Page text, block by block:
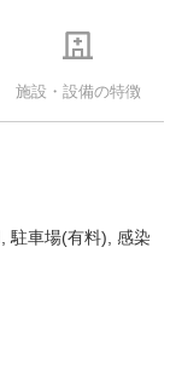
施設・設備の特徴
駐車場(有料) 感染